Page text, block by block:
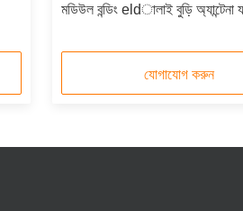
মডিউল বন্ডিং eldালাই বুড়ি অ্যান্টেনা
যোগাযোগ করুন